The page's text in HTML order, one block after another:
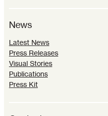
News
Latest News
Press Releases
Visual Stories
Publications
Press Kit